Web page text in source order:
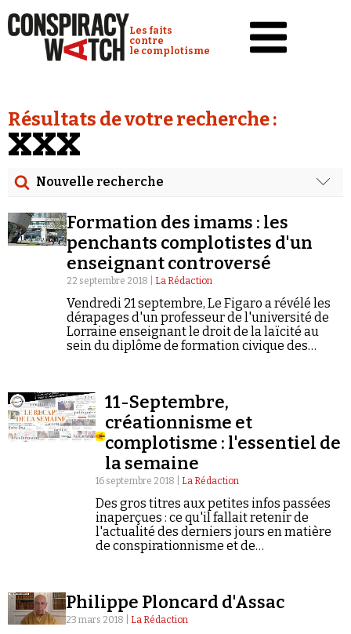
Conspiracy Watch :
Les faits
contre
le complotisme
Analyses
Vidéos
Émissions
Revues de presse
Faire un don
Demander à Vera
Résultats de votre recherche :
XXX
Nouvelle recherche
Date
Rechercher dans tous les contenus
Cibler votre recherche
Rechercher
Formation des imams : les
penchants complotistes d'un
enseignant controversé
22 septembre 2018 | La Rédaction
Vendredi 21 septembre, Le Figaro a révélé les
dérapages d'un professeur de l'université de
Lorraine enseignant le droit de la laïcité au
sein du diplôme de formation civique des
11-Septembre,
créationnisme et
complotisme : l'essentiel de
la semaine
16 septembre 2018 | La Rédaction
Des gros titres aux petites infos passées
inaperçues : ce qu'il fallait retenir de
l'actualité des derniers jours en matière
de conspirationnisme et de
Philippe Ploncard d'Assac
23 mars 2018 | La Rédaction